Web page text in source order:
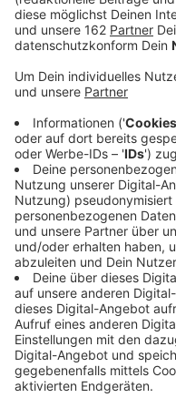
Ist Hermine nicht
Wieso ist Hermine
Hogwarts? Ist sie
Jungs?
Anzeige